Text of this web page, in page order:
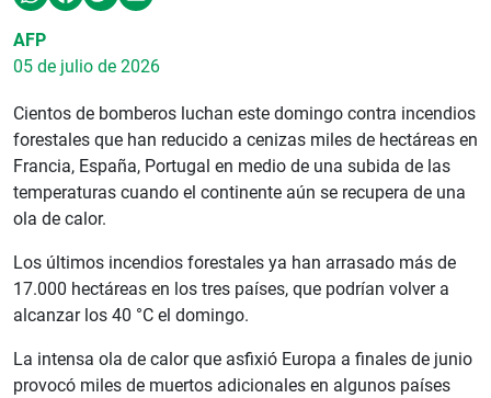
AFP
05 de julio de 2026
Cientos de bomberos luchan este domingo contra incendios
forestales que han reducido a cenizas miles de hectáreas en
Francia, España, Portugal en medio de una subida de las
temperaturas cuando el continente aún se recupera de una
ola de calor.
Los últimos incendios forestales ya han arrasado más de
17.000 hectáreas en los tres países, que podrían volver a
alcanzar los 40 °C el domingo.
La intensa ola de calor que asfixió Europa a finales de junio
provocó miles de muertos adicionales en algunos países